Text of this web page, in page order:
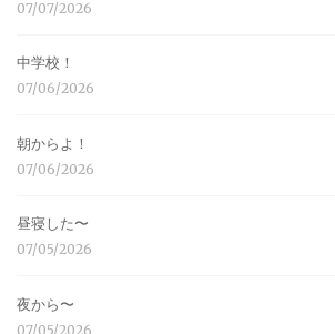
07/07/2026
中学校！
07/06/2026
朝からよ！
07/06/2026
昼寝した〜
07/05/2026
夜から〜
07/05/2026